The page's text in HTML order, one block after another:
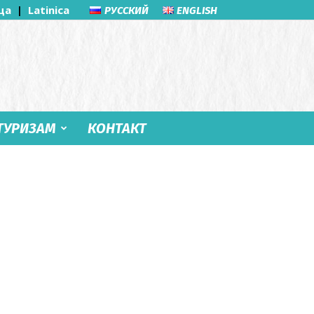
| Latinica РУССКИЙ ENGLISH
КОНТАКТ